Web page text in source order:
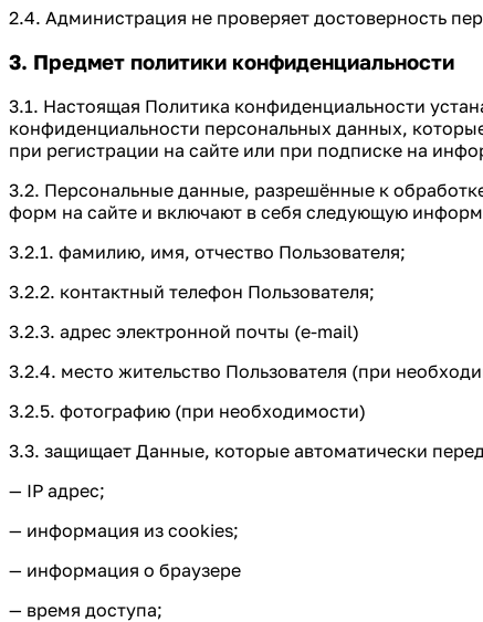
2.4. Администрация не проверяет достоверность
3. Предмет политики конфиденциальности
3.1. Настоящая Политика конфиденциальности
конфиденциальности персональных данных,
при регистрации на сайте или при подписке на
3.2. Персональные данные, разрешённые к
форм на сайте и включают в себя следующую
3.2.1. фамилию, имя, отчество Пользователя;
3.2.2. контактный телефон Пользователя;
3.2.3. адрес электронной почты (e-mail)
3.2.4. место жительство Пользователя (при
3.2.5. фотографию (при необходимости)
3.3. защищает Данные, которые автоматически
— IP адрес;
— информация из cookies;
— информация о браузере
— время доступа;